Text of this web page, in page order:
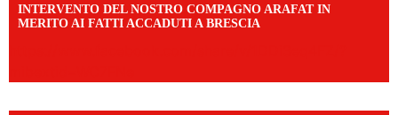
INTERVENTO DEL NOSTRO COMPAGNO ARAFAT IN
MERITO AI FATTI ACCADUTI A BRESCIA